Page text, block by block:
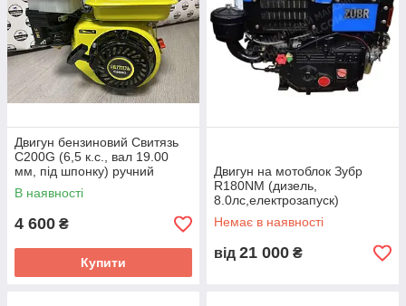
Двигун бензиновий Свитязь
C200G (6,5 к.с., вал 19.00
мм, під шпонку) ручний
стартер
В наявності
4 600 ₴
Купити
Двигун на мотоблок Зубр
R180NM (дизель,
8.0лс,електрозапуск)
Немає в наявності
від 21 000 ₴